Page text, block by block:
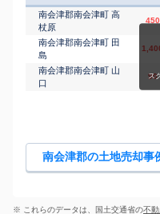
南会津郡南会津町 高
杖原
450
南会津郡南会津町 田
島
南会津郡南会津町 山
口
90
南会津郡の土地売却事
※ これらのデータは、国土交通省の不